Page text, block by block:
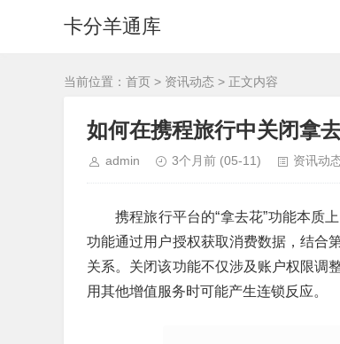
卡分羊通库
当前位置： 首页 > 资讯动态 > 正文内容
如何在携程旅行中关闭拿
admin 3个月前 (05-11) 资讯动
携程旅行平台的“拿去花”功能本质
功能通过用户授权获取消费数据，结合
关系。关闭该功能不仅涉及账户权限调
用其他增值服务时可能产生连锁反应。